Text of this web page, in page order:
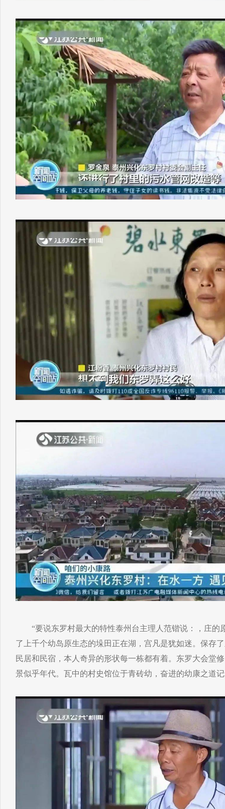
“要说东罗村最大的特性泰州台主理人范锴说：，庄的
了上千个幼岛原生态的垛田正在湖，宫凡是犹如迷。保存
民居和民宿，本人奇异的形状每一栋都有着。东罗大会堂
景似乎年代。瓦中的村史馆位于青砖幼，奋进的幼康之道